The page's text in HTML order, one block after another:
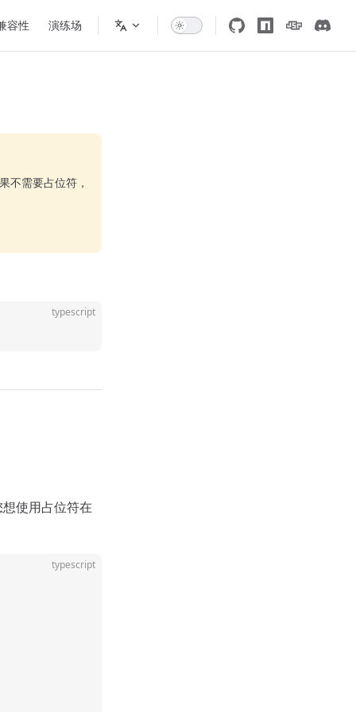
容性 演练场
不需要占位符，
typescript
使用占位符在
typescript